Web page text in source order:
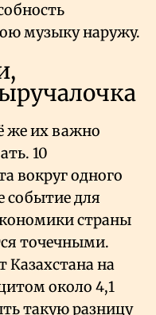
музыку наружу.
же их важно
10
вокруг одного
событие для
страны
точечными.
Казахстана на
около 4,1
такую разницу